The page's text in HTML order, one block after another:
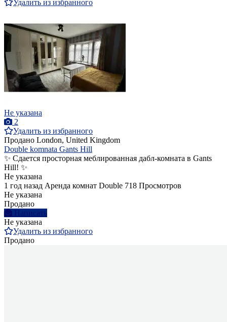
Удалить из избранного
Не указана
2
Удалить из избранного
Продано London, United Kingdom
Double komnata Gants Hill
✨ Сдается просторная меблированная дабл-комната в Gants
Hill! ✨
Не указана
1 год назад Аренда комнат Double 718 Просмотров
Не указана
Продано
Написать
Не указана
Удалить из избранного
Продано